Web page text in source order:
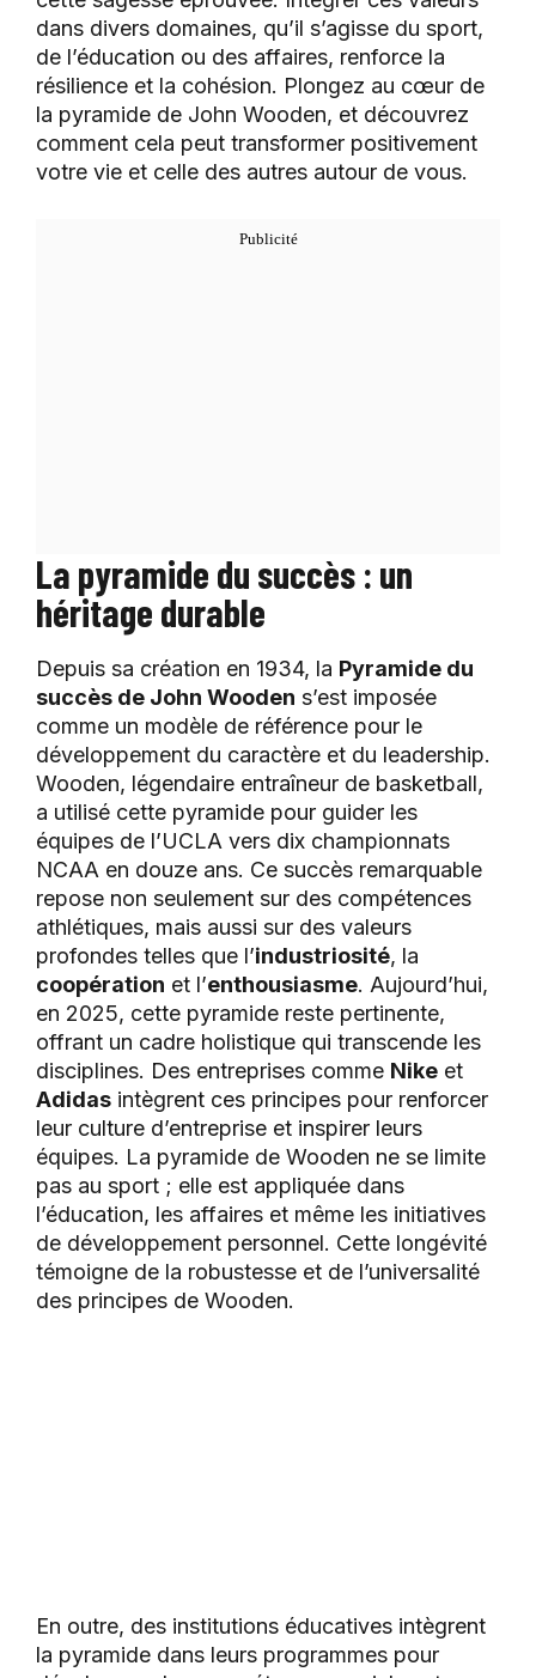
dans divers domaines, qu’il s’agisse du sport,
de l’éducation ou des affaires, renforce la
résilience et la cohésion. Plongez au cœur de
la pyramide de John Wooden, et découvrez
comment cela peut transformer positivement
votre vie et celle des autres autour de vous.
La pyramide du succès : un
héritage durable
Depuis sa création en 1934, la Pyramide du
succès de John Wooden s’est imposée
comme un modèle de référence pour le
développement du caractère et du leadership.
Wooden, légendaire entraîneur de basketball,
a utilisé cette pyramide pour guider les
équipes de l’UCLA vers dix championnats
NCAA en douze ans. Ce succès remarquable
repose non seulement sur des compétences
athlétiques, mais aussi sur des valeurs
profondes telles que l’industriosité, la
coopération et l’enthousiasme. Aujourd’hui,
en 2025, cette pyramide reste pertinente,
offrant un cadre holistique qui transcende les
disciplines. Des entreprises comme Nike et
Adidas intègrent ces principes pour renforcer
leur culture d’entreprise et inspirer leurs
équipes. La pyramide de Wooden ne se limite
pas au sport ; elle est appliquée dans
l’éducation, les affaires et même les initiatives
de développement personnel. Cette longévité
témoigne de la robustesse et de l’universalité
des principes de Wooden.
En outre, des institutions éducatives intègrent
la pyramide dans leurs programmes pour